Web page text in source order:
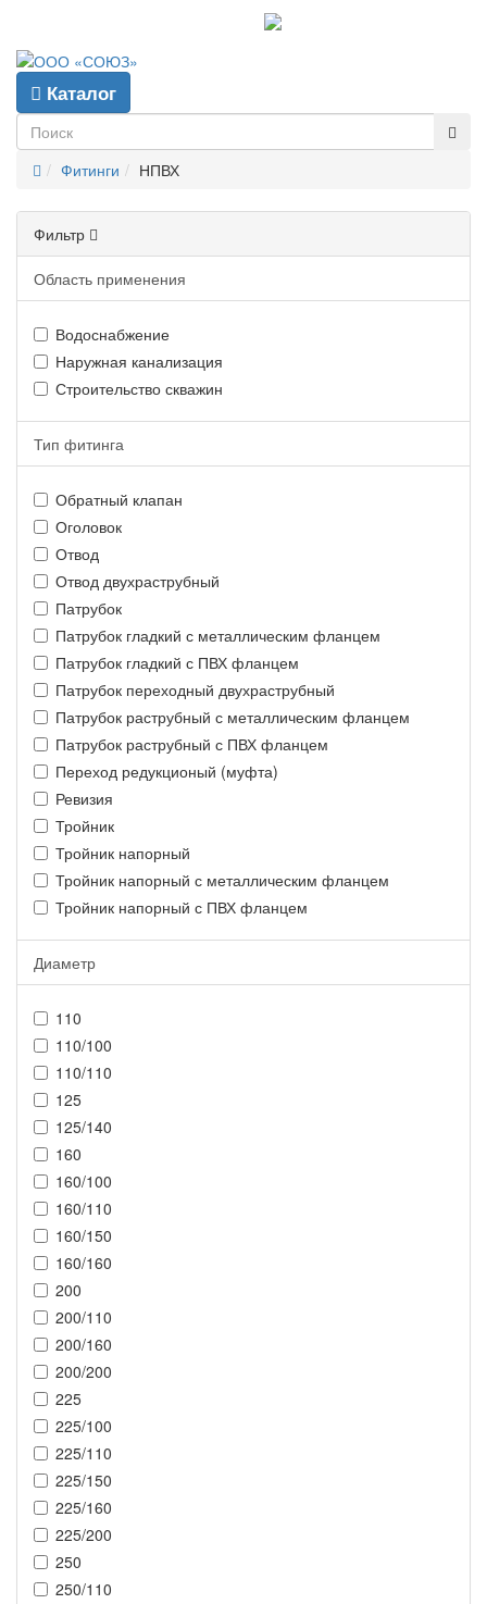
Каталог
Фитинги НПВХ
Фильтр
Область применения
Водоснабжение
Наружная канализация
Строительство скважин
Тип фитинга
Обратный клапан
Оголовок
Отвод
Отвод двухраструбный
Патрубок
Патрубок гладкий с металлическим фланцем
Патрубок гладкий с ПВХ фланцем
Патрубок переходный двухраструбный
Патрубок раструбный с металлическим фланцем
Патрубок раструбный с ПВХ фланцем
Переход редукционый (муфта)
Ревизия
Тройник
Тройник напорный
Тройник напорный с металлическим фланцем
Тройник напорный с ПВХ фланцем
Диаметр
110
110/100
110/110
125
125/140
160
160/100
160/110
160/150
160/160
200
200/110
200/160
200/200
225
225/100
225/110
225/150
225/160
225/200
250
250/110